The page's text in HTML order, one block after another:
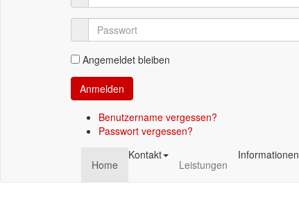
Angemeldet bleiben
Benutzername vergessen?
Passwort vergessen?
Home
Kontakt
Leistungen
Informationen